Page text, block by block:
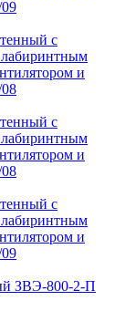
с
и
с
и
с
и
ЗВЭ-800-2-П